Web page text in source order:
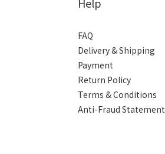
Help
FAQ
Delivery & Shipping
Payment
Return Policy
Terms & Conditions
Anti-Fraud Statement